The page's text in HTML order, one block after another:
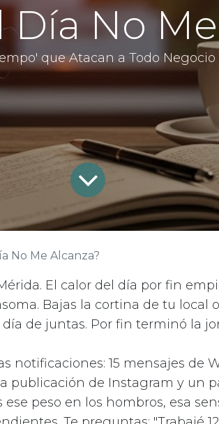
No
que Atacan a Todo
No Me Alcanza?
El calor del día por fin
Bajas la cortina de tu local
de juntas. Por fin terminó la
notificaciones: 15 mensajes de
publicación de Instagram y un
peso en los hombros, esa